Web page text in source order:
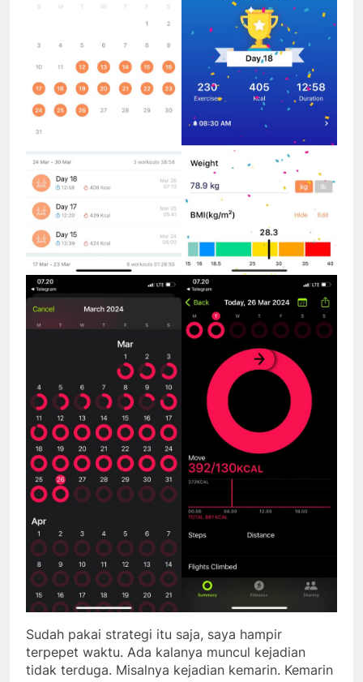
Sudah pakai strategi itu saja, saya hampir
terpepet waktu. Ada kalanya muncul kejadian
tidak terduga. Misalnya kejadian kemarin. Kemarin